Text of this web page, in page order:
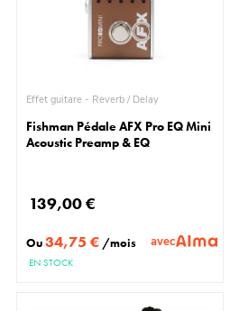
Effet guitare - Reverb / Delay
Fishman Pédale AFX Pro EQ Mini
Acoustic Preamp & EQ
139,00 €
Ou34,75 € /mois avec
EN STOCK